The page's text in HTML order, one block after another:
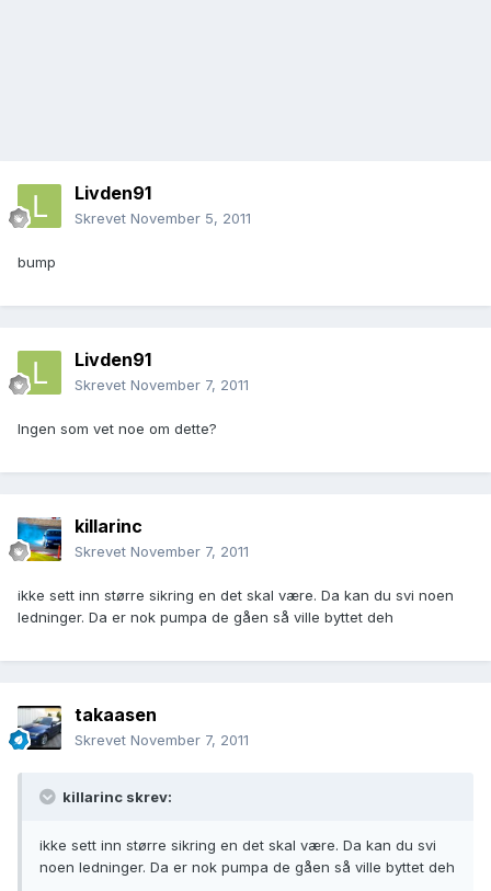
Livden91
Skrevet November 5, 2011
bump
Livden91
Skrevet November 7, 2011
Ingen som vet noe om dette?
killarinc
Skrevet November 7, 2011
ikke sett inn større sikring en det skal være. Da kan du svi noen
ledninger. Da er nok pumpa de gåen så ville byttet deh
takaasen
Skrevet November 7, 2011
killarinc skrev:
ikke sett inn større sikring en det skal være. Da kan du svi
noen ledninger. Da er nok pumpa de gåen så ville byttet deh